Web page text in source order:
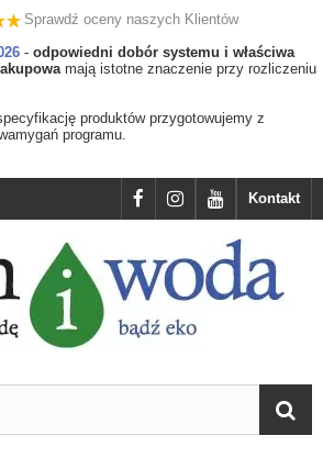
Sprawdź oceny naszych Klientów
- odpowiedni dobór systemu i właściwa
mają istotne znaczenie przy rozliczeniu
produktów przygotowujemy z
programu.
Kontakt